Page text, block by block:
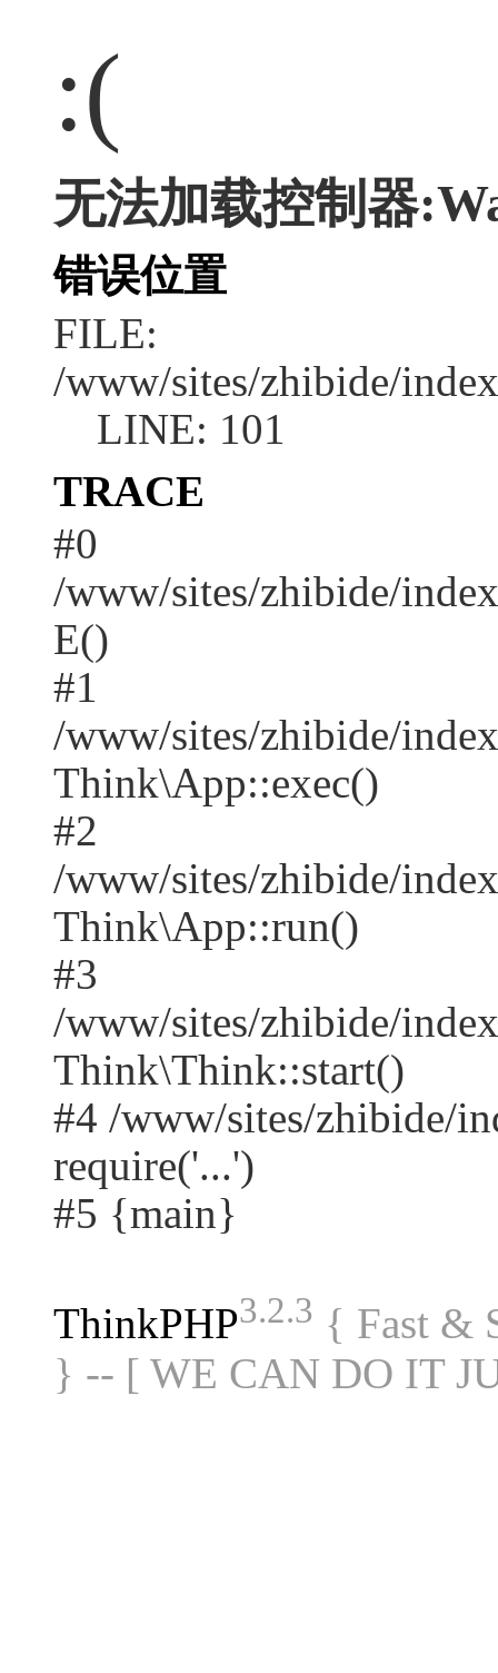
:(
无法加载控制器
错误位置
FILE:
/www/sites/zhibide/
LINE: 101
TRACE
#0
/www/sites/zhibide/
E()
#1
/www/sites/zhibide/
Think\App::exec()
#2
/www/sites/zhibide/
Think\App::run()
#3
/www/sites/zhibide/
Think\Think::start()
#4 /www/sites/zhibide/
require('...')
#5 {main}
ThinkPHP3.2.3 { Fast &
} -- [ WE CAN DO IT